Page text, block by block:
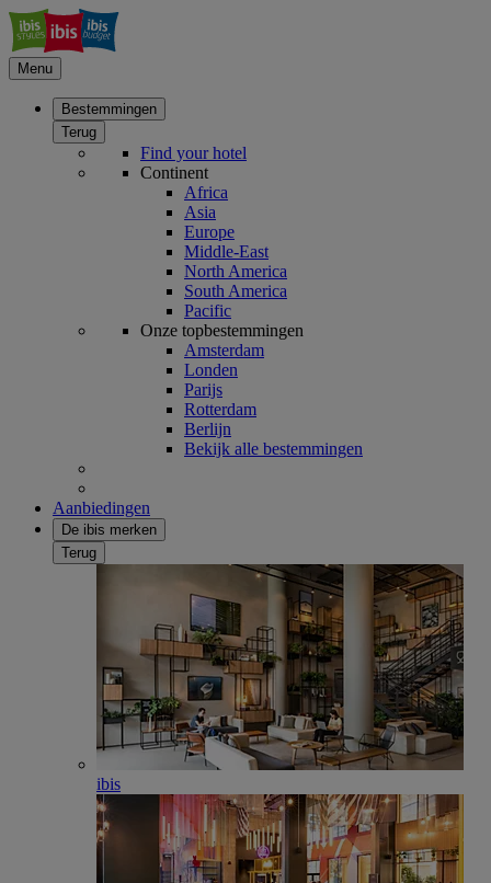
Menu
Bestemmingen
Terug
Find your hotel
Continent
Africa
Asia
Europe
Middle-East
North America
South America
Pacific
Onze topbestemmingen
Amsterdam
Londen
Parijs
Rotterdam
Berlijn
Bekijk alle bestemmingen
Aanbiedingen
De ibis merken
Terug
ibis